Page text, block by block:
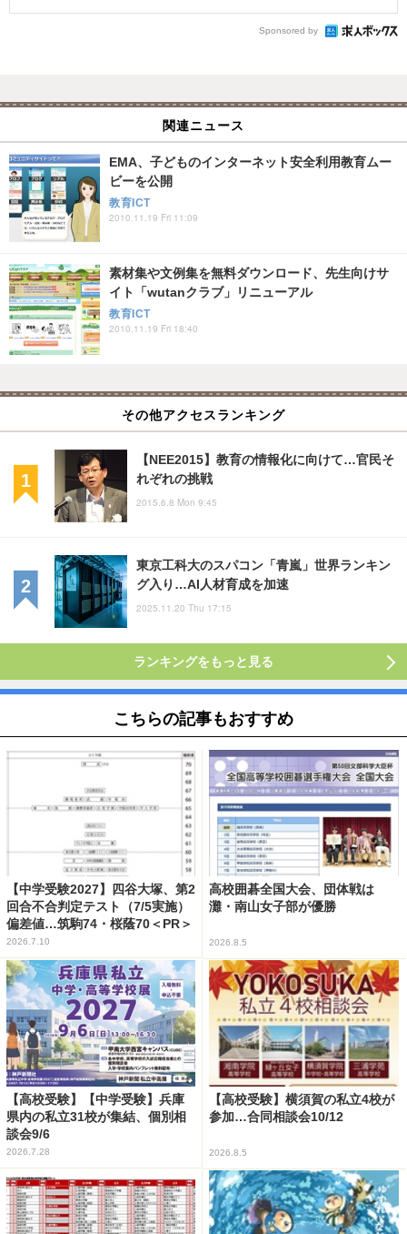
Sponsored by
関連ニュース
EMA、子どものインターネット安全利用教育ムー
ビーを公開
教育ICT
2010.11.19 Fri 11:09
素材集や文例集を無料ダウンロード、先生向けサ
イト「wutanクラブ」リニューアル
教育ICT
2010.11.19 Fri 18:40
その他アクセスランキング
【NEE2015】教育の情報化に向けて…官民そ
れぞれの挑戦
2015.6.8 Mon 9:45
東京工科大のスパコン「青嵐」世界ランキン
グ入り…AI人材育成を加速
2025.11.20 Thu 17:15
ランキングをもっと見る
こちらの記事もおすすめ
【中学受験2027】四谷大塚、第2
回合不合判定テスト（7/5実施）
偏差値…筑駒74・桜蔭70＜PR＞
2026.7.10
高校囲碁全国大会、団体戦は
灘・南山女子部が優勝
2026.8.5
【高校受験】【中学受験】兵庫
県内の私立31校が集結、個別相
談会9/6
2026.7.28
【高校受験】横須賀の私立4校が
参加…合同相談会10/12
2026.8.5